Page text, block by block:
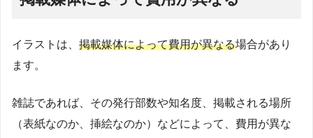
イラストは、 掲載媒体によって費用が異なる場合があり
ます。
雑誌であれば、その発行部数や知名度、掲載される場所
（表紙なのか、挿絵なのか）などによって、費用が異な